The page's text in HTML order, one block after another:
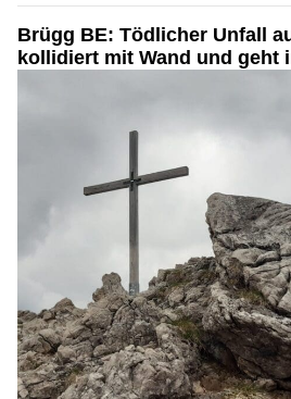
Brügg BE: Tödlicher Unfall
kollidiert mit Wand und geht